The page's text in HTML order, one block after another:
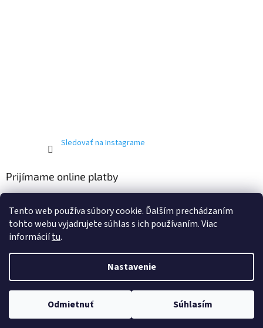
Tento web používa súbory cookie. Ďalším prechádzaním
tohto webu vyjadrujete súhlas s ich používaním. Viac
informáciítu.
Nastavenie
Odmietnuť Súhlasím
Sledovať na Instagrame
Prijímame online platby
Copyright 2026T-ričko.sk. Všetky práva vyhradené.Upraviť